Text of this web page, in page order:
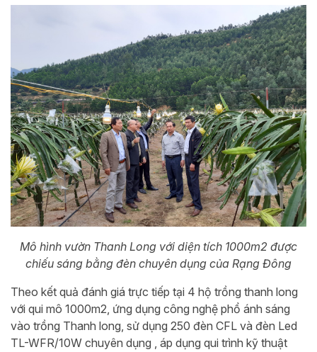
Mô hình vườn Thanh Long với diện tích 1000m2 được
chiếu sáng bằng đèn chuyên dụng của Rạng Đông
Theo kết quả đánh giá trực tiếp tại 4 hộ trồng thanh long
với qui mô 1000m2, ứng dụng công nghệ phổ ánh sáng
vào trồng Thanh long, sử dụng 250 đèn CFL và đèn Led
TL-WFR/10W chuyên dụng , áp dụng qui trình kỹ thuật